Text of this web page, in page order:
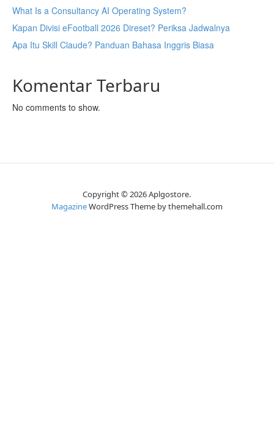
What Is a Consultancy AI Operating System?
Kapan Divisi eFootball 2026 Direset? Periksa Jadwalnya
Apa Itu Skill Claude? Panduan Bahasa Inggris Biasa
Komentar Terbaru
No comments to show.
Copyright © 2026 Aplgostore.
MagazineWordPress Theme by themehall.com